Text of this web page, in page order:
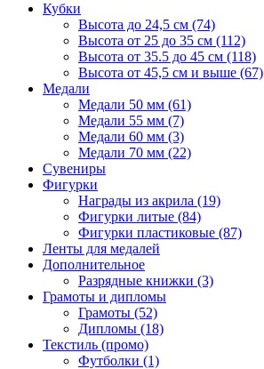
Кубки
Высота до 24,5 см (74)
Высота от 25 до 35 см (112)
Высота от 35.5 до 45 см (118)
Высота от 45,5 см и выше (67)
Медали
Медали 50 мм (61)
Медали 55 мм (7)
Медали 60 мм (3)
Медали 70 мм (22)
Сувениры
Фигурки
Награды из акрила (19)
Фигурки литые (84)
Фигурки пластиковые (87)
Ленты для медалей
Дополнительное
Разрядные книжки (3)
Грамоты и дипломы
Грамоты (52)
Дипломы (18)
Текстиль (промо)
Футболки (1)